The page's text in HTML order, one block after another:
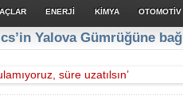
ENERJİ KİMYA OTOMOTİV
ile Petrol Ofisi
süre uzatılsın’